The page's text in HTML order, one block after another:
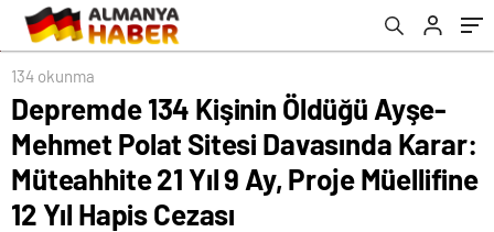
Yıl 9 Ay, Proje Müellifine 12 Yıl Hapis Cezası
134 okunma
Depremde 134 Kişinin Öldüğü Ayşe-
Mehmet Polat Sitesi Davasında Karar:
Müteahhite 21 Yıl 9 Ay, Proje Müellifine
12 Yıl Hapis Cezası